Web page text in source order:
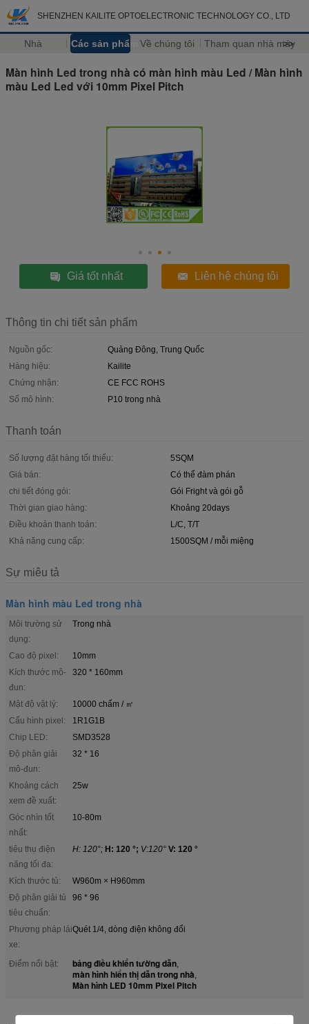
SHENZHEN KAILITE OPTOELECTRONIC TECHNOLOGY CO., LTD
Nhà Các sản phẩm Về chúng tôi Tham quan nhà máy
>>
Màn hình Led trong nhà có màn hình màu Led / Màn hình
màu Led Led với 10mm Pixel Pitch
Giá tốt nhất Liên hệ chúng tôi
Thông tin chi tiết sản phẩm
Nguồn gốc:
Quảng Đông, Trung Quốc
Hàng hiệu:
Kailite
Chứng nhận:
CE FCC ROHS
Số mô hình:
P10 trong nhà
Thanh toán
Số lượng đặt hàng tối thiểu:
5SQM
Giá bán:
Có thể đàm phán
chi tiết đóng gói:
Gói Fright và gói gỗ
Thời gian giao hàng:
Khoảng 20days
Điều khoản thanh toán:
L/C, T/T
Khả năng cung cấp:
1500SQM / mỗi miệng
Sự miêu tả
Màn hình màu Led trong nhà
Môi trường sử
dụng:
Trong nhà
Cao độ pixel:
10mm
Kích thước mô-
đun:
320 * 160mm
Mật độ vật lý:
10000 chấm / ㎡
Cấu hình pixel:
1R1G1B
Chip LED:
SMD3528
Độ phân giải
mô-đun:
32 * 16
Khoảng cách
xem đề xuất:
25w
Góc nhìn tốt
nhất:
10-80m
tiêu thụ điện
năng tối đa:
H: 120°; H: 120 °; V:120° V: 120 °
Kích thước tủ:
W960m × H960mm
Độ phân giải tủ
tiêu chuẩn:
96 * 96
Phương pháp lái
xe:
Quét 1/4, dòng điện không đổi
Điểm nổi bật: bảng điều khiển tường dẫn,
màn hình hiển thị dẫn trong nhà,
Màn hình LED 10mm Pixel Pitch